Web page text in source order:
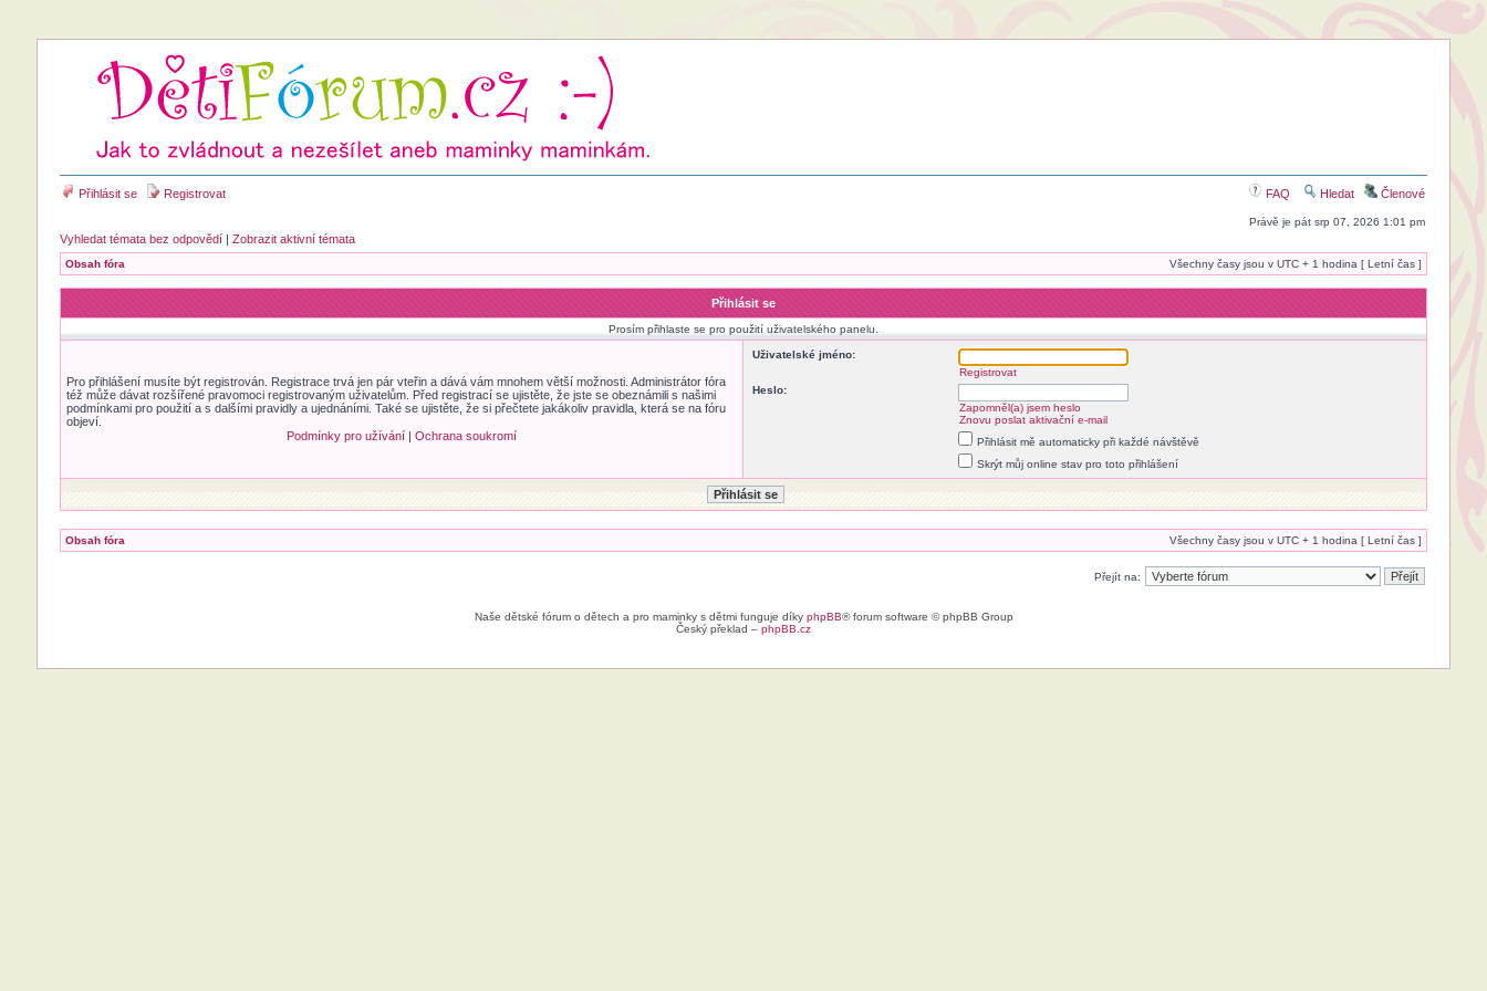
Přihlásit se Registrovat FAQ Hledat Členové
Právě je pát srp 07, 2026 1:01 pm
Vyhledat témata bez odpovědí| Zobrazit aktivní témata
Obsah fóra Všechny časy jsou v UTC + 1 hodina [ Letní čas ]
Přihlásit se
Prosím přihlaste se pro použití uživatelského panelu.
Pro přihlášení musíte být registrován. Registrace trvá jen pár vteřin a dává vám mnohem větší možnosti. Administrátor fóra
též může dávat rozšířené pravomoci registrovaným uživatelům. Před registrací se ujistěte, že jste se obeznámili s našimi
podmínkami pro použití a s dalšími pravidly a ujednáními. Také se ujistěte, že si přečtete jakákoliv pravidla, která se na fóru
objeví.
Podmínky pro užívání| Ochrana soukromí
Uživatelské jméno:
Registrovat
Heslo:
Zapomněl(a) jsem heslo
Znovu poslat aktivační e-mail
Přihlásit mě automaticky při každé návštěvě
Skrýt můj online stav pro toto přihlášení
Obsah fóra Všechny časy jsou v UTC + 1 hodina [ Letní čas ]
Přejít na:
Naše dětské fórum o dětech a pro maminky s dětmi funguje díky phpBB® forum software © phpBB Group
Český překlad – phpBB.cz